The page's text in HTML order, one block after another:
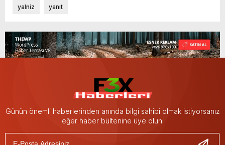
yalniz yanıt
Günün önemli haberlerinden anında bilgi sahibi olmak istiyorsanız
eğer haber bültenine üye olun.